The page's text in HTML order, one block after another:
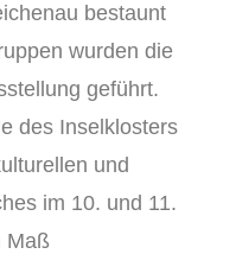
bestaunt
wurden die
geführt.
des Inselklosters
und
im 10. und 11.
Maß